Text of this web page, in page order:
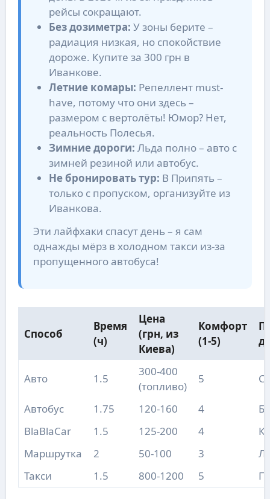
рейсы сокращают.
Без дозиметра: У зоны берите –
радиация низкая, но спокойствие
дороже. Купите за 300 грн в
Иванкове.
Летние комары: Репеллент must-
have, потому что они здесь –
размером с вертолёты! Юмор? Нет,
реальность Полесья.
Зимние дороги: Льда полно – авто с
зимней резиной или автобус.
Не бронировать тур: В Припять –
только с пропуском, организуйте из
Иванкова.
Эти лайфхаки спасут день – я сам
однажды мёрз в холодном такси из-за
пропущенного автобуса!
Способ
Время
(ч)
Цена
(грн, из
Киева)
Комфорт
(1-5)
Авто 1.5
300-400
(топливо)
5
Автобус 1.75 120-160 4
BlaBlaCar
1.5 125-200 4
Маршрутка
2 50-100 3
Такси
1.5 800-1200 5